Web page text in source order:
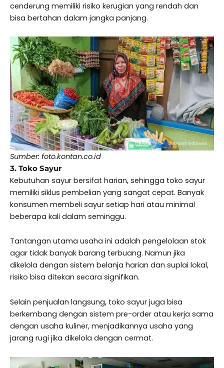
cenderung memiliki risiko kerugian yang rendah dan
bisa bertahan dalam jangka panjang.
Sumber: foto.kontan.co.id
3. Toko Sayur
Kebutuhan sayur bersifat harian, sehingga toko sayur
memiliki siklus pembelian yang sangat cepat. Banyak
konsumen membeli sayur setiap hari atau minimal
beberapa kali dalam seminggu.
Tantangan utama usaha ini adalah pengelolaan stok
agar tidak banyak barang terbuang. Namun jika
dikelola dengan sistem belanja harian dan suplai lokal,
risiko bisa ditekan secara signifikan.
Selain penjualan langsung, toko sayur juga bisa
berkembang dengan sistem pre-order atau kerja sama
dengan usaha kuliner, menjadikannya usaha yang
jarang rugi jika dikelola dengan cermat.